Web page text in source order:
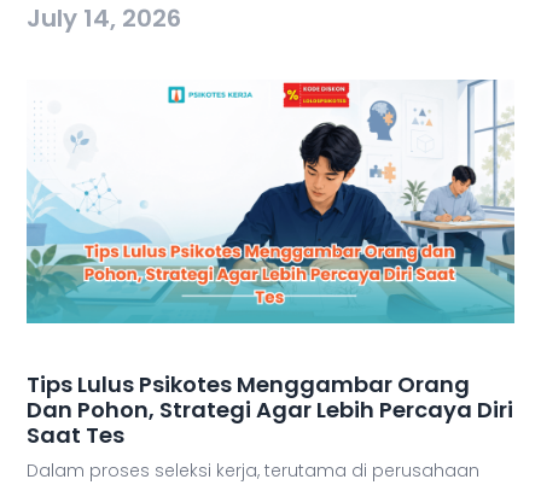
July 14, 2026
Tips Lulus Psikotes Menggambar Orang
Dan Pohon, Strategi Agar Lebih Percaya Diri
Saat Tes
Dalam proses seleksi kerja, terutama di perusahaan